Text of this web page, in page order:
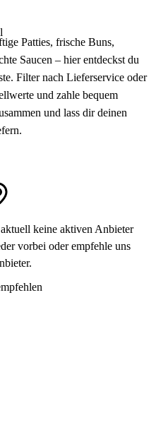
Patties, frische Buns,
Saucen – hier entdeckst du
Filter nach Lieferservice oder
und zahle bequem
und lass dir deinen
keine aktiven Anbieter
vorbei oder empfehle uns